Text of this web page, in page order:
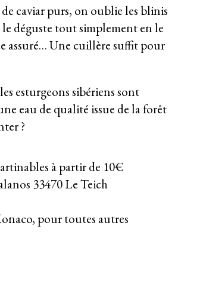
caviar purs, on oublie les blinis
déguste tout simplement en le
assuré… Une cuillère suffit pour
esturgeons sibériens sont
eau de qualité issue de la forêt
?
à partir de 10€
33470 Le Teich
pour toutes autres